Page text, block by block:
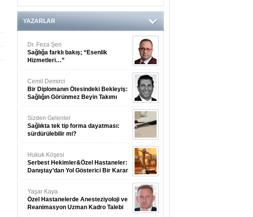
Yönlü Bağ
YAZARLAR
Dr. Feza Şen
Sağlığa farklı bakış; “Esenlik
Hizmetleri…”
Cemil Demirci
Bir Diplomanın Ötesindeki Bekleyiş:
Sağlığın Görünmez Beyin Takımı
Sizden Gelenler
Sağlıkta tek tip forma dayatması:
sürdürülebilir mi?
Hukuk Köşesi
Serbest Hekimler&Özel Hastaneler:
Danıştay’dan Yol Gösterici Bir Karar
Yaşar Kaya
Özel Hastanelerde Anesteziyoloji ve
Reanimasyon Uzman Kadro Talebi